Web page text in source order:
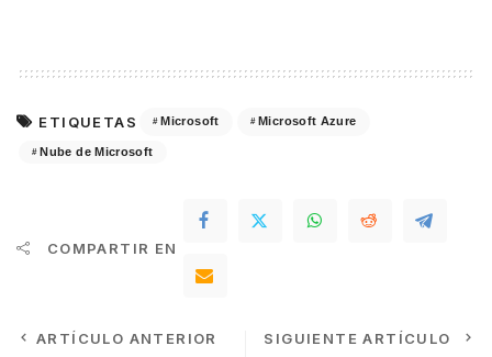
ETIQUETAS Microsoft Microsoft Azure
Nube de Microsoft
COMPARTIR EN
ARTÍCULO ANTERIOR
SIGUIENTE ARTÍCULO